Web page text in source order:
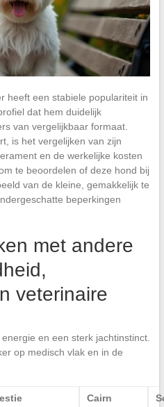
heeft een stabiele populariteit in
dat hem duidelijk
van vergelijkbaar formaat.
is het vergelijken van zijn
en de werkelijke kosten
te beoordelen of deze hond bij
van de kleine, gemakkelijk te
beperkingen
met andere
veterinaire
en een sterk jachtinstinct.
op medisch vlak en in de
Cairn